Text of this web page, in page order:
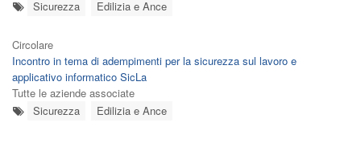
Sicurezza
Edilizia e Ance
Circolare
Incontro in tema di adempimenti per la sicurezza sul lavoro e
applicativo informatico SicLa
Tutte le aziende associate
Sicurezza
Edilizia e Ance